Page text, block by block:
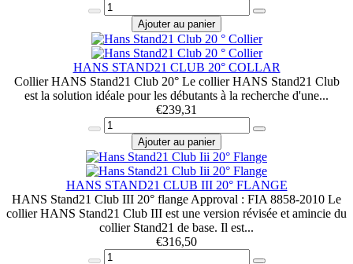
Ajouter au panier
HANS STAND21 CLUB 20° COLLAR
Collier HANS Stand21 Club 20° Le collier HANS Stand21 Club
est la solution idéale pour les débutants à la recherche d'une...
€239,31
Ajouter au panier
HANS STAND21 CLUB III 20° FLANGE
HANS Stand21 Club III 20° flange Approval : FIA 8858-2010 Le
collier HANS Stand21 Club III est une version révisée et amincie du
collier Stand21 de base. Il est...
€316,50